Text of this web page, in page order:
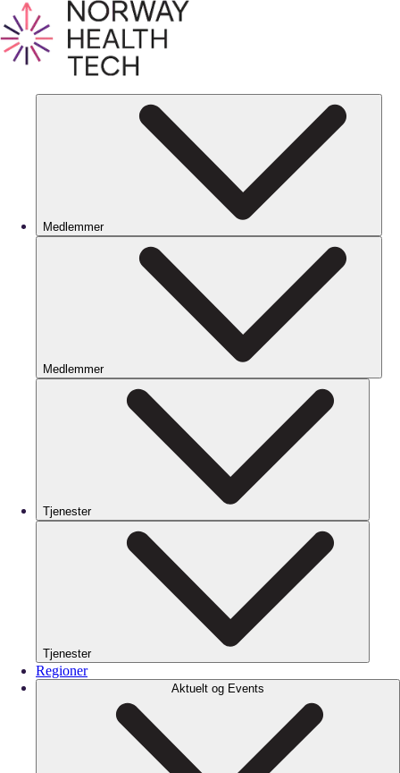
Medlemmer
Medlemmer
Tjenester
Tjenester
Regioner
Aktuelt og Events